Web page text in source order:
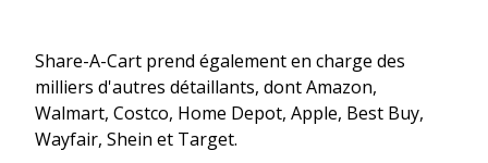
Share-A-Cart prend également en charge des
milliers d'autres détaillants, dont Amazon,
Walmart, Costco, Home Depot, Apple, Best Buy,
Wayfair, Shein et Target.